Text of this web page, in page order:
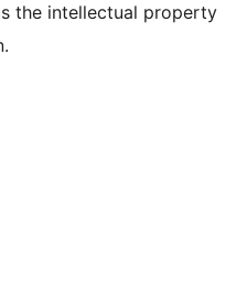
the intellectual property